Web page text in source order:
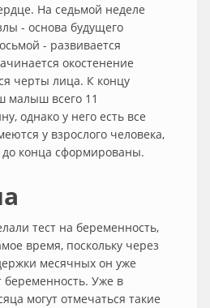
На седьмой неделе
- основа будущего
- развивается
окостенение
черты лица. К концу
малыш всего 11
однако у него есть все
у взрослого человека,
конца сформированы.
тест на беременность,
время, поскольку через
месячных он уже
беременность. Уже в
могут отмечаться такие